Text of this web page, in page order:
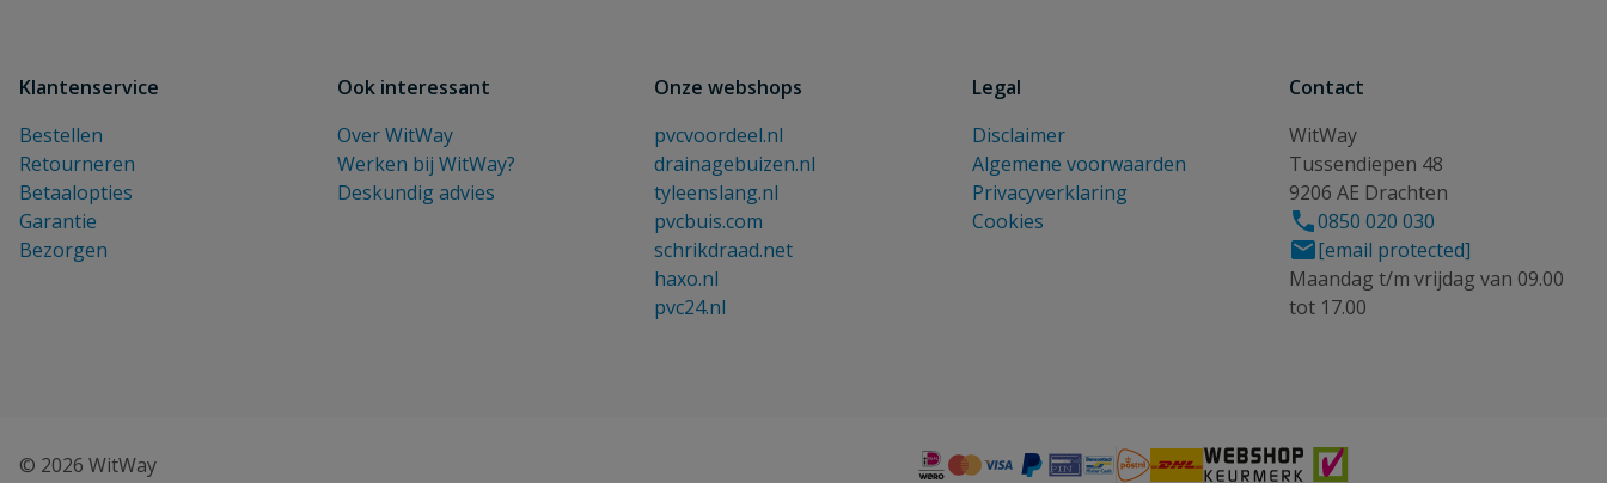
Klantenservice
Bestellen
Retourneren
Betaalopties
Garantie
Bezorgen
Ook interessant
Over WitWay
Werken bij WitWay?
Deskundig advies
Onze webshops
pvcvoordeel.nl
drainagebuizen.nl
tyleenslang.nl
pvcbuis.com
schrikdraad.net
haxo.nl
pvc24.nl
Legal
Disclaimer
Algemene voorwaarden
Privacyverklaring
Cookies
Contact
WitWay
Tussendiepen 48
9206 AE Drachten
0850 020 030
[email protected]
Maandag t/m vrijdag van 09.00
tot 17.00
© 2026 WitWay